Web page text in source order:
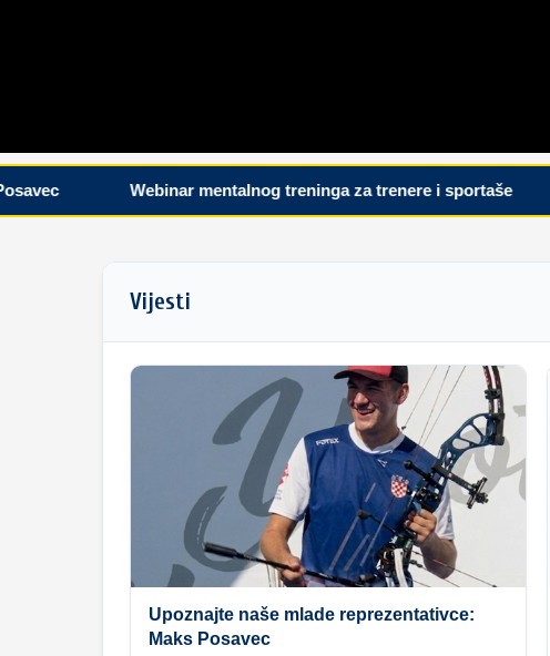
Webinar mentalnog treninga za trenere i sportaše
Vijesti
Upoznajte naše mlade reprezentativce:
Maks Posavec